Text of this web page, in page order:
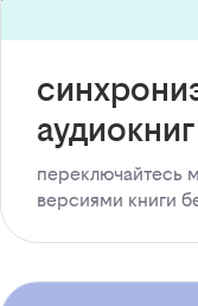
аудиокниг
переключайтесь
версиями книги